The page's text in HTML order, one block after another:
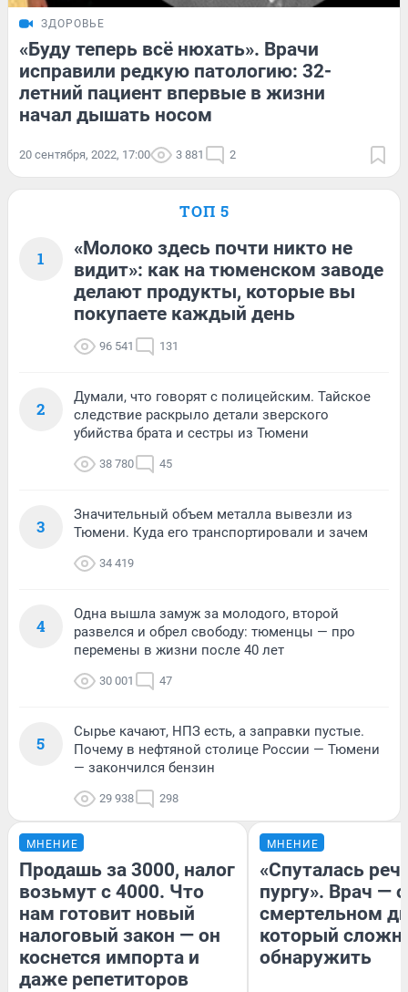
ЗДОРОВЬЕ
«Буду теперь всё нюхать». Врачи
исправили редкую патологию: 32-
летний пациент впервые в жизни
начал дышать носом
20 сентября, 2022, 17:00 3 881 2
ТОП 5
1
«Молоко здесь почти никто не
видит»: как на тюменском заводе
делают продукты, которые вы
покупаете каждый день
96 541 131
2
Думали, что говорят с полицейским. Тайское
следствие раскрыло детали зверского
убийства брата и сестры из Тюмени
38 780 45
3
Значительный объем металла вывезли из
Тюмени. Куда его транспортировали и зачем
34 419
4
Одна вышла замуж за молодого, второй
развелся и обрел свободу: тюменцы — про
перемены в жизни после 40 лет
30 001 47
5
Сырье качают, НПЗ есть, а заправки пустые.
Почему в нефтяной столице России — Тюмени
— закончился бензин
29 938 298
МНЕНИЕ
Продашь за 3000, налог
возьмут с 4000. Что
нам готовит новый
налоговый закон — он
коснется импорта и
даже репетиторов
МНЕНИЕ
«Спуталась
пургу». Врач — о
смертельном
который
обнаружить